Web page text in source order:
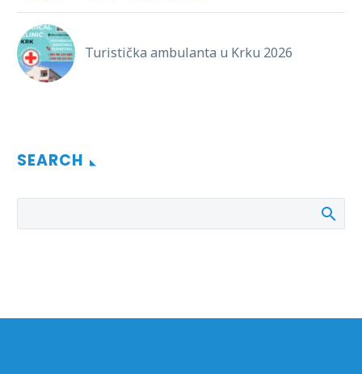
Turistička ambulanta u Krku 2026
SEARCH